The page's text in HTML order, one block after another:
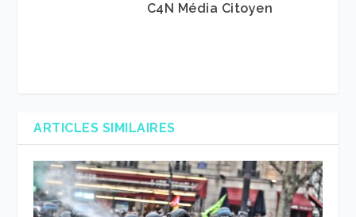
C4N Média Citoyen
ARTICLES SIMILAIRES